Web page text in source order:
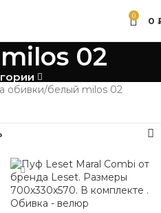
0 0
02
обивки белый milos 02